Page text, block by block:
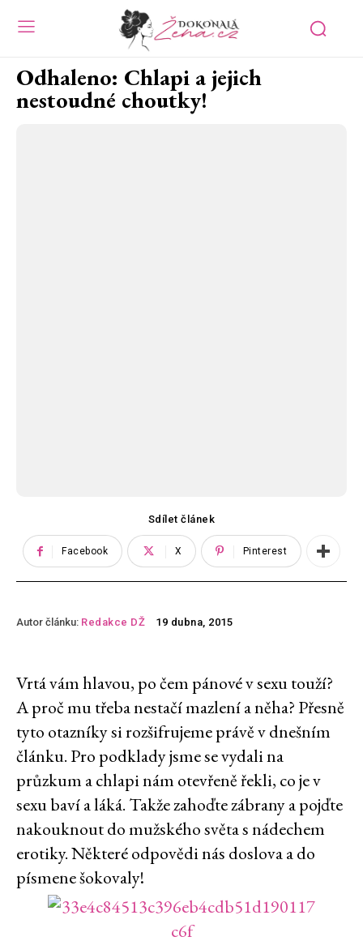
Odhaleno: Chlapi a jejich
nestoudné choutky!
Sdílet článek
Facebook X Pinterest
Autor článku: Redakce DŽ 19 dubna, 2015
Vrtá vám hlavou, po čem pánové v sexu touží?
A proč mu třeba nestačí mazlení a něha? Přesně
tyto otazníky si rozšifrujeme právě v dnešním
článku. Pro podklady jsme se vydali na
průzkum a chlapi nám otevřeně řekli, co je v
sexu baví a láká. Takže zahoďte zábrany a pojďte
nakouknout do mužského světa s nádechem
erotiky. Některé odpovědi nás doslova a do
písmene šokovaly!